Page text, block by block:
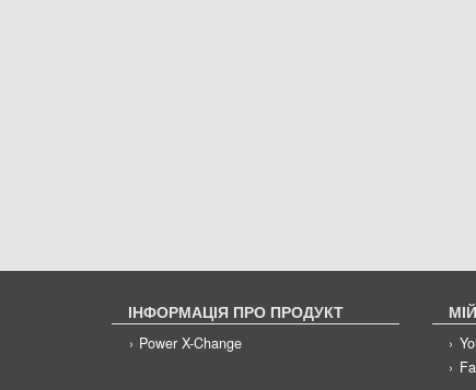
ІНФОРМАЦІЯ ПРО ПРОДУКТ
Power X-Change